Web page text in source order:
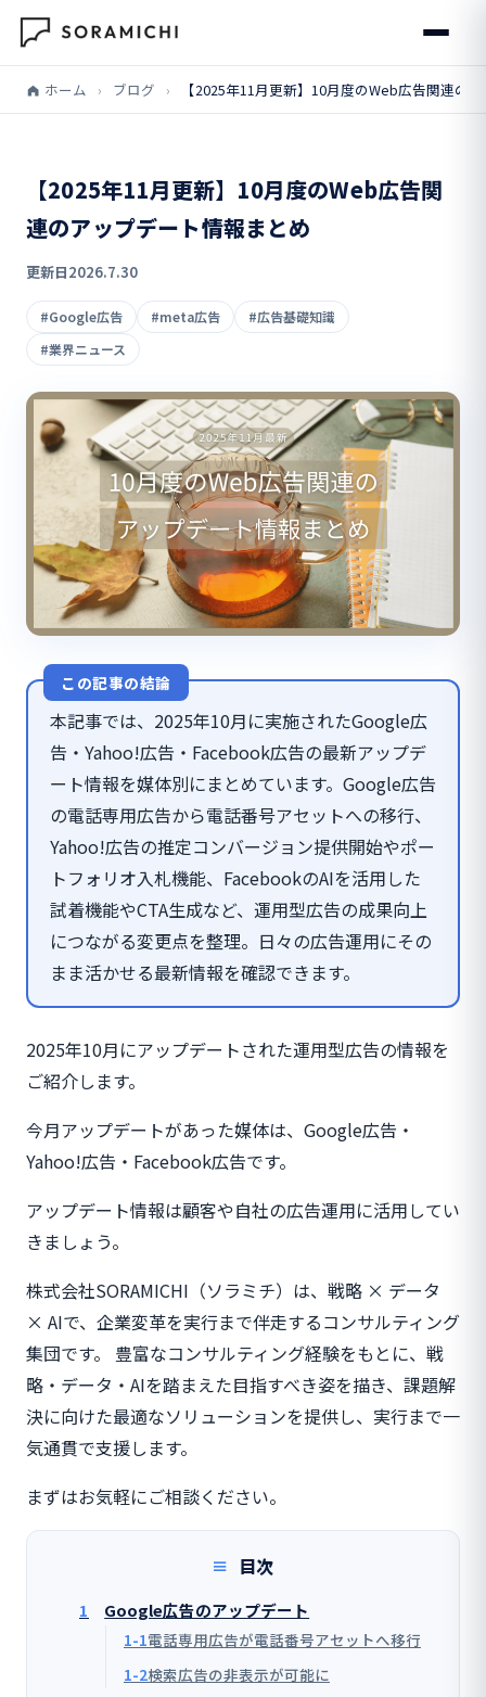
ホーム › ブログ › 【2025年11月更新】10月度のWeb広告関連の
【2025年11月更新】10月度のWeb広告関
連のアップデート情報まとめ
更新日2026.7.30
#Google広告 #meta広告
#広告基礎知識
#業界ニュース
この記事の結論
本記事では、2025年10月に実施されたGoogle広
告・Yahoo!広告・Facebook広告の最新アップデ
ート情報を媒体別にまとめています。Google広告
の電話専用広告から電話番号アセットへの移行、
Yahoo!広告の推定コンバージョン提供開始やポー
トフォリオ入札機能、FacebookのAIを活用した
試着機能やCTA生成など、運用型広告の成果向上
につながる変更点を整理。日々の広告運用にその
まま活かせる最新情報を確認できます。
2025年10月にアップデートされた運用型広告の情報を
ご紹介します。
今月アップデートがあった媒体は、Google広告・
Yahoo!広告・Facebook広告です。
アップデート情報は顧客や自社の広告運用に活用してい
きましょう。
株式会社SORAMICHI（ソラミチ）は、戦略 × データ
× AIで、企業変革を実行まで伴走するコンサルティング
集団です。 豊富なコンサルティング経験をもとに、戦
略・データ・AIを踏まえた目指すべき姿を描き、課題解
決に向けた最適なソリューションを提供し、実行まで一
気通貫で支援します。
まずはお気軽にご相談ください。
目次
1 Google広告のアップデート
1-1電話専用広告が電話番号アセットへ移行
1-2検索広告の非表示が可能に